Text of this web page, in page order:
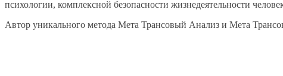
психологии, комплексной безопасности жизнедеятельности
Автор уникального метода Мета Трансовый Анализ и Мета